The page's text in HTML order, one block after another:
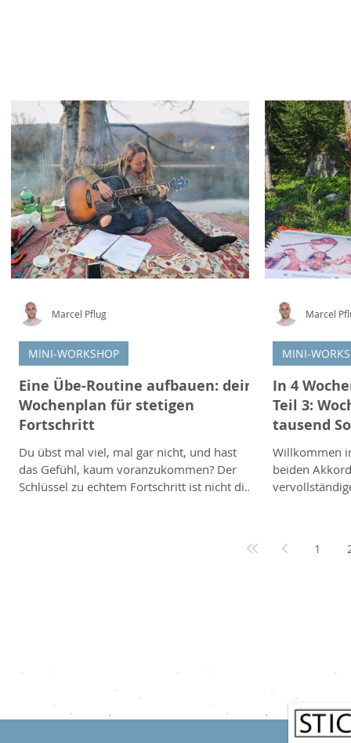
Eine Übe-Routine aufbauen: dein
Wochenplan für stetigen
Fortschritt
Du übst mal viel, mal gar nicht, und hast
das Gefühl, kaum voranzukommen? Der
Schlüssel zu echtem Fortschritt ist nicht die
MINI-WORKSHOP
Marcel Pflug
In 4
Teil 3:
tausend
Willkommen
beiden
unzähligen Songs
MINI-
Marcel
1